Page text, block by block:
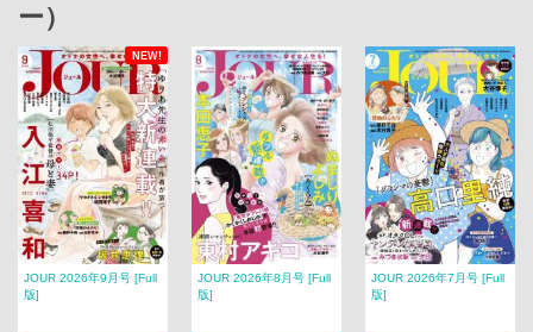
ー）
NEW!
JOUR 2026年9月号 [Full
版]
JOUR 2026年8月号 [Full
版]
JOUR 2026年7月号 [Full
版]